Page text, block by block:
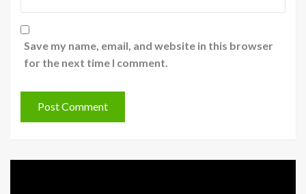
Save my name, email, and website in this browser
for the next time I comment.